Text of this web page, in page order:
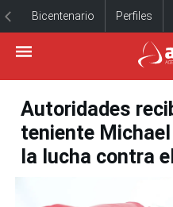
Bicentenario Perfiles
Autoridades
teniente
la lucha contra